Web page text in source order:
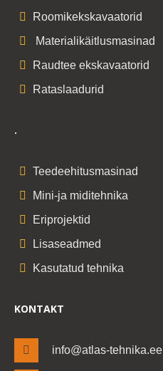
Roomikekskavaatorid
Materialikäitlusmasinad
Raudtee ekskavaatorid
Rataslaadurid
.
Teedeehitusmasinad
Mini-ja miditehnika
Eriprojektid
Lisaseadmed
Kasutatud tehnika
KONTAKT
info@atlas-tehnika.ee